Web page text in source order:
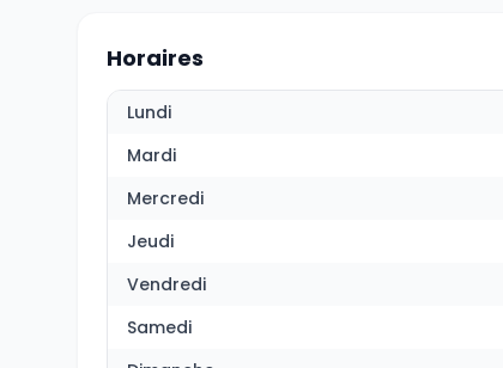
Horaires
Lundi
Mardi
Mercredi
Jeudi
Vendredi
Samedi